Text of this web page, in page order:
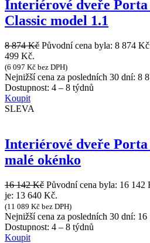
Interiérové dveře
Classic model 1.1
8 874Kč Původní cena byla: 8 874
499 Kč.
(6 097 Kč bez DPH)
Nejnižší cena za posledních 30 dní: 8
Dostupnost: 4 – 8 týdnů
Koupit
SLEVA
Interiérové dveře
malé okénko
16 142Kč Původní cena byla: 16 142
je: 13 640 Kč.
(11 089 Kč bez DPH)
Nejnižší cena za posledních 30 dní: 16
Dostupnost: 4 – 8 týdnů
Koupit